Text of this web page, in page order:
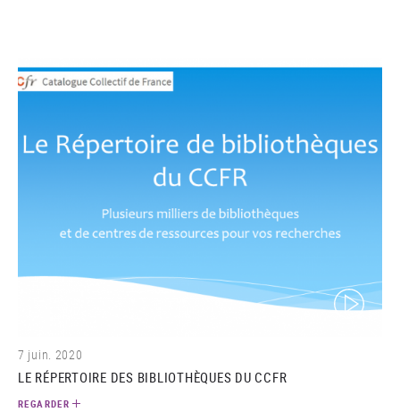
(video)
7 juin. 2020
LE RÉPERTOIRE DES BIBLIOTHÈQUES DU CCFR
REGARDER